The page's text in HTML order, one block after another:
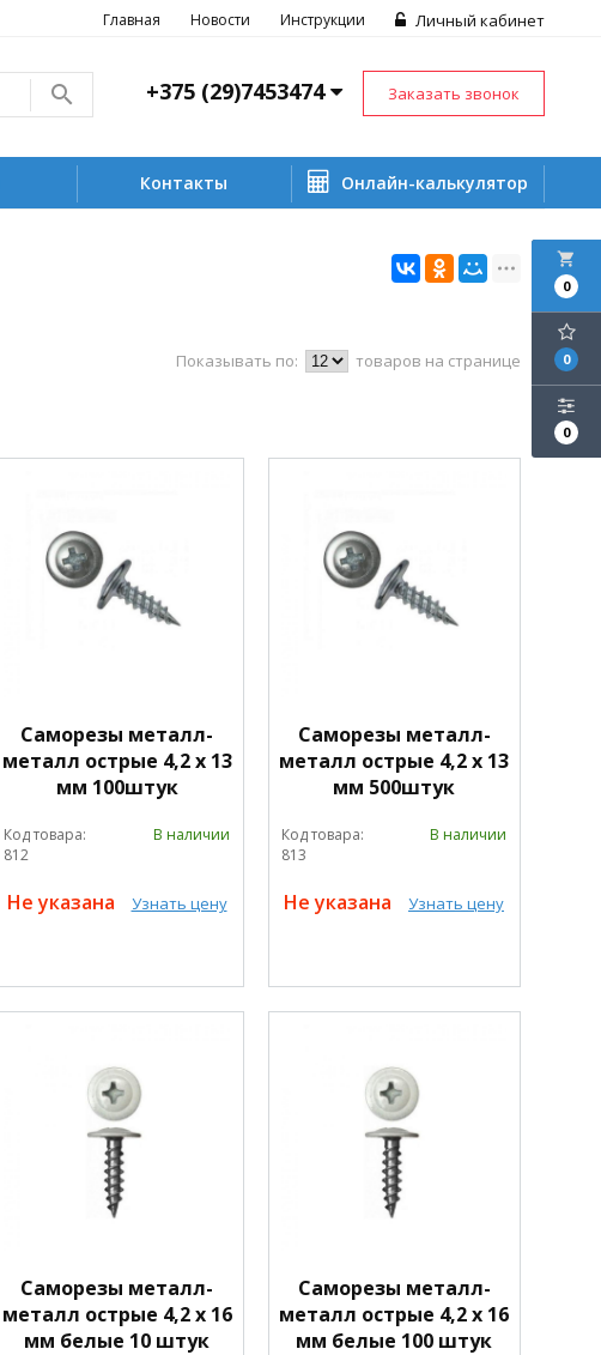
Личный кабинет
Главная Новости Инструкции
+375 (29)7453474 Заказать звонок
Контакты Онлайн-калькулятор
local_grocery_store
0
0
0
Показывать по: товаров на странице
Саморезы металл-
металл острые 4,2 х 13
мм 100штук
Код товара:
812
В наличии
Не указана Узнать цену
Саморезы металл-
металл острые 4,2 х 13
мм 500штук
Код товара:
813
В наличии
Не указана Узнать цену
Саморезы металл-
металл острые 4,2 х 16
мм белые 10 штук
Саморезы металл-
металл острые 4,2 х 16
мм белые 100 штук